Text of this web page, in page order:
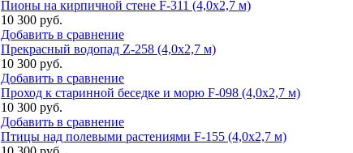
Пионы на кирпичной стене F-311 (4,0х2,7 м)
10 300 руб.
Добавить в сравнение
Прекрасный водопад Z-258 (4,0х2,7 м)
10 300 руб.
Добавить в сравнение
Проход к старинной беседке и морю F-098 (4,0х2,7 м)
10 300 руб.
Добавить в сравнение
Птицы над полевыми растениями F-155 (4,0х2,7 м)